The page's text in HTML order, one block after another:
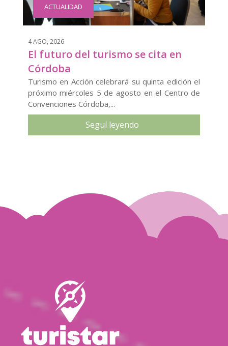
ACTUALIDAD
4 AGO, 2026
El futuro del turismo se cita en
Córdoba
Turismo en Acción celebrará su quinta edición el
próximo miércoles 5 de agosto en el Centro de
Convenciones Córdoba,...
Seguí leyendo